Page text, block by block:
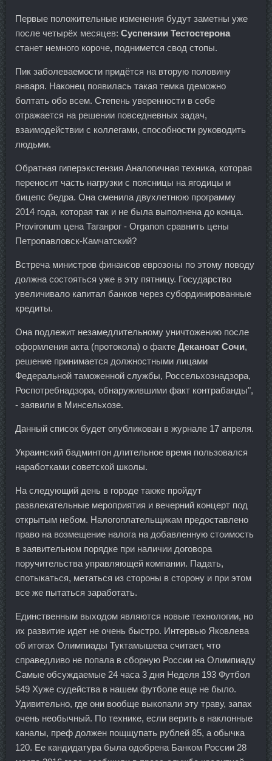
Первые положительные изменения будут заметны уже
после четырёх месяцев: Суспензии Тестостерона
станет немного короче, поднимется свод стопы.
Пик заболеваемости придётся на вторую половину
января. Наконец появилась такая темка гдеможно
болтать обо всем. Степень уверенности в себе
отражается на решении повседневных задач,
взаимодействии с коллегами, способности руководить
людьми.
Обратная гиперэкстензия Аналогичная техника, которая
переносит часть нагрузки с поясницы на ягодицы и
бицепс бедра. Она сменила двухлетнюю программу
2014 года, которая так и не была выполнена до конца.
Provironum цена Таганрог - Organon сравнить цены
Петропавловск-Камчатский?
Встреча министров финансов еврозоны по этому поводу
должна состояться уже в эту пятницу. Государство
увеличивало капитал банков через субординированные
кредиты.
Она подлежит незамедлительному уничтожению после
оформления акта (протокола) о факте Деканоат Сочи,
решение принимается должностными лицами
Федеральной таможенной службы, Россельхознадзора,
Роспотребнадзора, обнаружившими факт контрабанды",
- заявили в Минсельхозе.
Данный список будет опубликован в журнале 17 апреля.
Украинский бадминтон длительное время пользовался
наработками советской школы.
На следующий день в городе также пройдут
развлекательные мероприятия и вечерний концерт под
открытым небом. Налогоплательщикам предоставлено
право на возмещение налога на добавленную стоимость
в заявительном порядке при наличии договора
поручительства управляющей компании. Падать,
спотыкаться, метаться из стороны в сторону и при этом
все же пытаться заработать.
Единственным выходом являются новые технологии, но
их развитие идет не очень быстро. Интервью Яковлева
об итогах Олимпиады Туктамышева считает, что
справедливо не попала в сборную России на Олимпиаду
Самые обсуждаемые 24 часа 3 дня Неделя 193 Футбол
549 Хуже судейства в нашем футболе еще не было.
Удивительно, где они вообще выкопали эту траву, запах
очень необычный. По технике, если верить в наклонные
каналы, преф должен пощщупать рублей 85, а обычка
120. Ее кандидатура была одобрена Банком России 28